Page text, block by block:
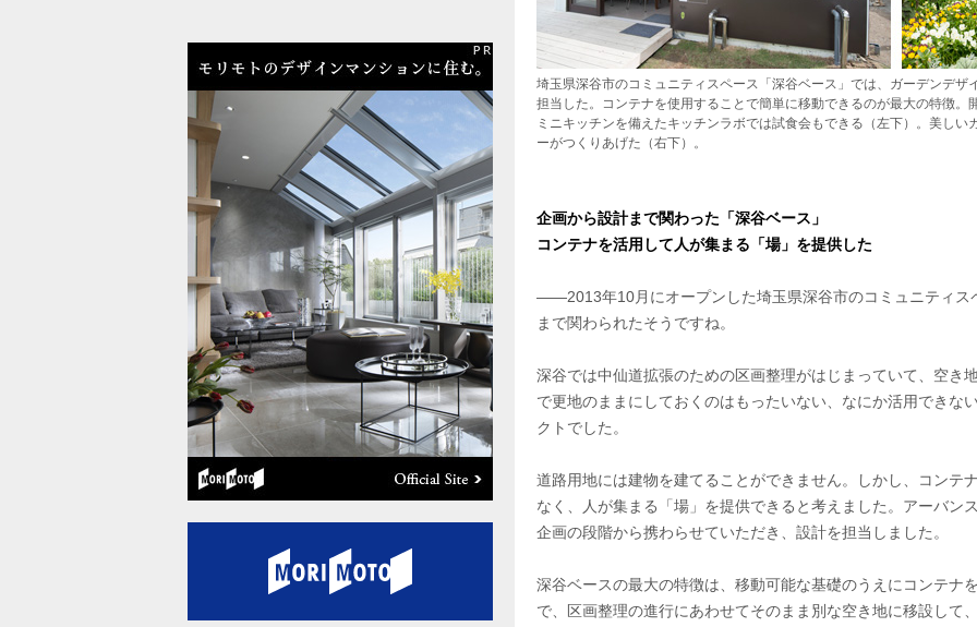
埼玉県深谷市のコミュニティスペース「深谷ベース」では、ガーデンデ
担当した。コンテナを使用することで簡単に移動できるのが最大の特徴
ミニキッチンを備えたキッチンラボでは試食会もできる（左下）。美し
ーがつくりあげた（右下）。
企画から設計まで関わった「深谷ベース」
コンテナを活用して人が集まる「場」を提供した
――2013年10月にオープンした埼玉県深谷市のコミュニティス
まで関わられたそうですね。
深谷では中仙道拡張のための区画整理がはじまっていて、空き
で更地のままにしておくのはもったいない、なにか活用できな
クトでした。
道路用地には建物を建てることができません。しかし、コンテ
なく、人が集まる「場」を提供できると考えました。アーバン
企画の段階から携わらせていただき、設計を担当しました。
深谷ベースの最大の特徴は、移動可能な基礎のうえにコンテナ
で、区画整理の進行にあわせてそのまま別な空き地に移設して